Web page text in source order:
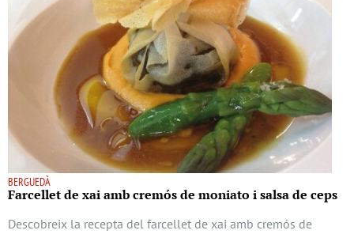
BERGUEDÀ
Farcellet de xai amb cremós de moniato i salsa de ceps
Descobreix la recepta del farcellet de xai amb cremós de